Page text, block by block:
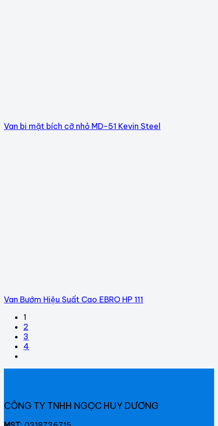
Van bi mặt bích cỡ nhỏ MD-51 Kevin Steel
Van Bướm Hiệu Suất Cao EBRO HP 111
1
2
3
4
CÔNG TY TNHH NGỌC HUY DƯƠNG